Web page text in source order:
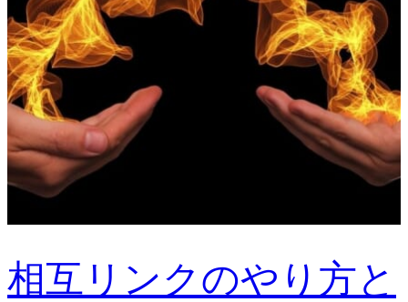
相互リンクのやり方と